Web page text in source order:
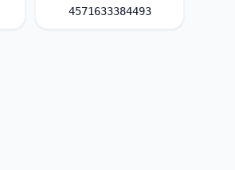
4571633384493